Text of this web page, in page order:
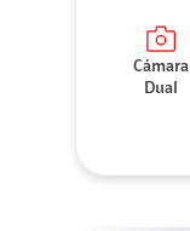
Cámara
Dual